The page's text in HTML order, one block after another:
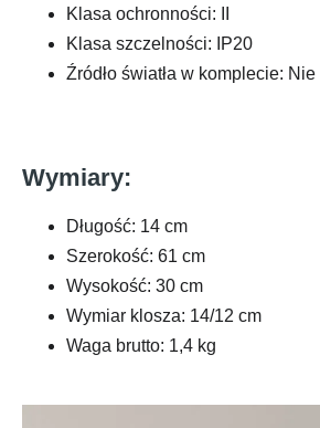
Klasa ochronności: II
Klasa szczelności: IP20
Źródło światła w komplecie: Nie
Wymiary:
Długość: 14 cm
Szerokość: 61 cm
Wysokość: 30 cm
Wymiar klosza: 14/12 cm
Waga brutto: 1,4 kg